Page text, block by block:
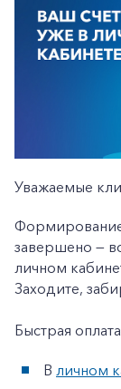
Уважаемые
завершено —
личном
Заходите,
Быстрая
В личном